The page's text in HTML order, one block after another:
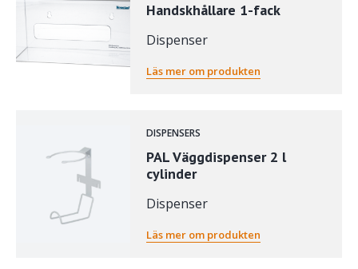
Handskhållare 1-fack
Dispenser
Läs mer om produkten
DISPENSERS
PAL Väggdispenser 2 l
cylinder
Dispenser
Läs mer om produkten